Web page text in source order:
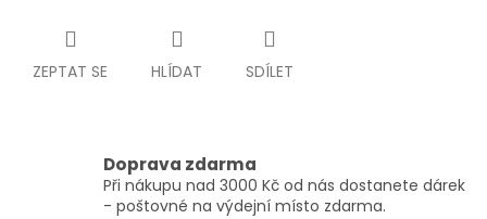
ZEPTAT SE HLÍDAT SDÍLET
Doprava zdarma
Při nákupu nad 3000 Kč od nás dostanete dárek
- poštovné na výdejní místo zdarma.